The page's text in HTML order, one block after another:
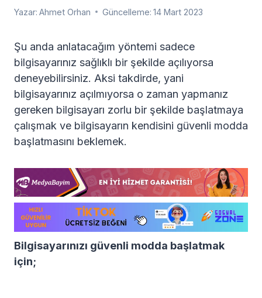
Yazar: Ahmet Orhan Güncelleme: 14 Mart 2023
Şu anda anlatacağım yöntemi sadece
bilgisayarınız sağlıklı bir şekilde açılıyorsa
deneyebilirsiniz. Aksi takdirde, yani
bilgisayarınız açılmıyorsa o zaman yapmanız
gereken bilgisayarı zorlu bir şekilde başlatmaya
çalışmak ve bilgisayarın kendisini güvenli modda
başlatmasını beklemek.
Bilgisayarınızı güvenli modda başlatmak
için;